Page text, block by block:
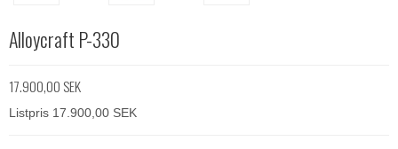
Alloycraft P-330
17.900,00 SEK
Listpris 17.900,00 SEK